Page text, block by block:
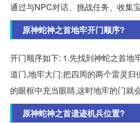
通过与NPC对话、挑战任务、收集
原神蛇神之首地牢开门顺序?
开门顺序如下: 1.先找到神蛇之首地
道门,地牢大门:把四周的两个雷灵归
的眼框中充当眼睛,这时地牢的门就
原神蛇神之首遗迹机兵位置?